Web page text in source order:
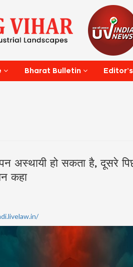
Bharat Bulletin
अस्थायी हो सकता है, दूसरे
कहा